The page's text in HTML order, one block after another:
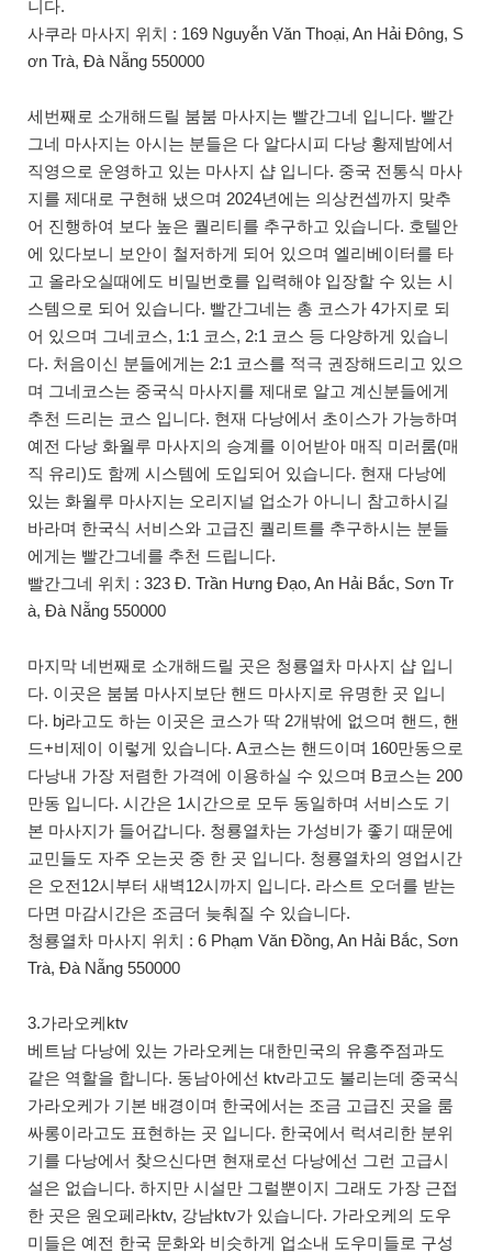
니다.
사쿠라 마사지 위치 : 169 Nguyễn Văn Thoại, An Hải Đông, S
ơn Trà, Đà Nẵng 550000
세번째로 소개해드릴 붐붐 마사지는 빨간그네 입니다. 빨간
그네 마사지는 아시는 분들은 다 알다시피 다낭 황제밤에서
직영으로 운영하고 있는 마사지 샵 입니다. 중국 전통식 마사
지를 제대로 구현해 냈으며 2024년에는 의상컨셉까지 맞추
어 진행하여 보다 높은 퀄리티를 추구하고 있습니다. 호텔안
에 있다보니 보안이 철저하게 되어 있으며 엘리베이터를 타
고 올라오실때에도 비밀번호를 입력해야 입장할 수 있는 시
스템으로 되어 있습니다. 빨간그네는 총 코스가 4가지로 되
어 있으며 그네코스, 1:1 코스, 2:1 코스 등 다양하게 있습니
다. 처음이신 분들에게는 2:1 코스를 적극 권장해드리고 있으
며 그네코스는 중국식 마사지를 제대로 알고 계신분들에게
추천 드리는 코스 입니다. 현재 다낭에서 초이스가 가능하며
예전 다낭 화월루 마사지의 승계를 이어받아 매직 미러룸(매
직 유리)도 함께 시스템에 도입되어 있습니다. 현재 다낭에
있는 화월루 마사지는 오리지널 업소가 아니니 참고하시길
바라며 한국식 서비스와 고급진 퀄리트를 추구하시는 분들
에게는 빨간그네를 추천 드립니다.
빨간그네 위치 : 323 Đ. Trần Hưng Đạo, An Hải Bắc, Sơn Tr
à, Đà Nẵng 550000
마지막 네번째로 소개해드릴 곳은 청룡열차 마사지 샵 입니
다. 이곳은 붐붐 마사지보단 핸드 마사지로 유명한 곳 입니
다. bj라고도 하는 이곳은 코스가 딱 2개밖에 없으며 핸드, 핸
드+비제이 이렇게 있습니다. A코스는 핸드이며 160만동으로
다낭내 가장 저렴한 가격에 이용하실 수 있으며 B코스는 200
만동 입니다. 시간은 1시간으로 모두 동일하며 서비스도 기
본 마사지가 들어갑니다. 청룡열차는 가성비가 좋기 때문에
교민들도 자주 오는곳 중 한 곳 입니다. 청룡열차의 영업시간
은 오전12시부터 새벽12시까지 입니다. 라스트 오더를 받는
다면 마감시간은 조금더 늦춰질 수 있습니다.
청룡열차 마사지 위치 : 6 Phạm Văn Đồng, An Hải Bắc, Sơn
Trà, Đà Nẵng 550000
3.가라오케ktv
베트남 다낭에 있는 가라오케는 대한민국의 유흥주점과도
같은 역할을 합니다. 동남아에선 ktv라고도 불리는데 중국식
가라오케가 기본 배경이며 한국에서는 조금 고급진 곳을 룸
싸롱이라고도 표현하는 곳 입니다. 한국에서 럭셔리한 분위
기를 다낭에서 찾으신다면 현재로선 다낭에선 그런 고급시
설은 없습니다. 하지만 시설만 그럴뿐이지 그래도 가장 근접
한 곳은 원오페라ktv, 강남ktv가 있습니다. 가라오케의 도우
미들은 예전 한국 문화와 비슷하게 업소내 도우미들로 구성